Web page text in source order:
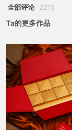
全部评论 2215
Ta的更多作品